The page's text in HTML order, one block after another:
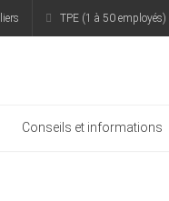
TPE (1 à 50 employés)
Conseils et informations